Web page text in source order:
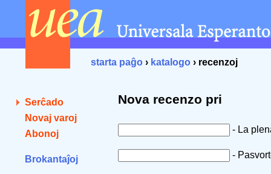
starta paĝo › katalogo › recenzoj
Serĉado
Novaj varoj
Abonoj
Brokantaĵoj
Nova recenzo pri
- La
-